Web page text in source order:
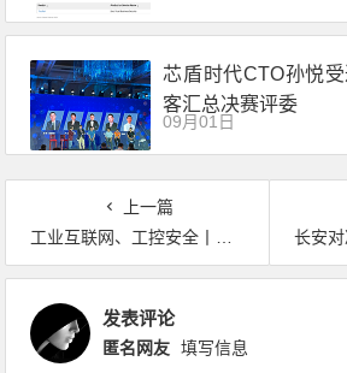
芯盾时代CTO孙悦
客汇总决赛评委
09月01日
上一篇
工业互联网、工控安全丨木链科技完成近亿元B轮融资
长安对决
发表评论
匿名网友 填写信息